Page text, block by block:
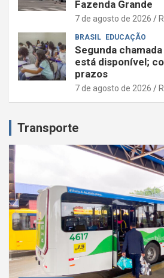
Fazenda Grande
7 de agosto de 2026
BRASIL EDUCAÇÃO
Segunda
está disponível;
prazos
7 de agosto de 2026
Transporte